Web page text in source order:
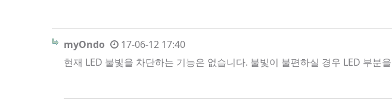
myOndo
17-06-12 17:40
현재 LED 불빛을 차단하는 기능은 없습니다. 불빛이 불편하실 경우 LED 부분